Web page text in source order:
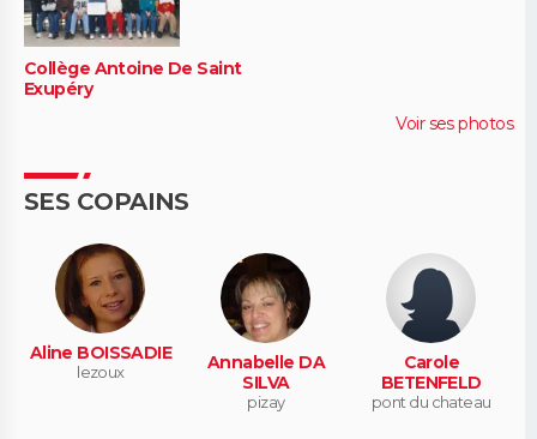
Collège Antoine De Saint
Exupéry
Voir ses photos
SES COPAINS
Aline BOISSADIE
lezoux
Annabelle DA
SILVA
pizay
Carole
BETENFELD
pont du chateau